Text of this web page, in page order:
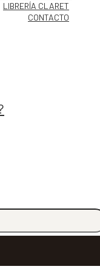
LIBRERÍA CLARET
CONTACTO